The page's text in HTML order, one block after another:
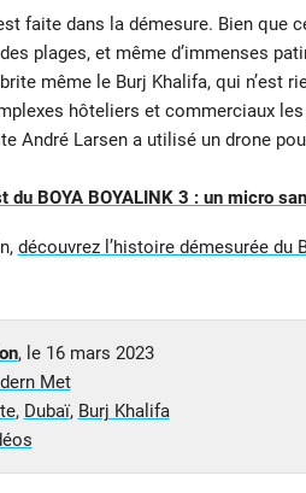
faite dans la démesure. Bien que
plages, et même d’immenses
même le Burj Khalifa, qui n’est
hôteliers et commerciaux
André Larsen a utilisé un drone
du BOYA BOYALINK 3 : un micro
découvrez l’histoire démesurée
, le 16 mars 2023
Met
, Dubaï, Burj Khalifa